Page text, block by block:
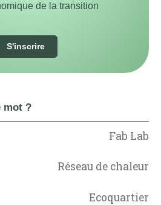
de la transition
S'inscrire
mot ?
Fab Lab
Réseau de chaleur
Ecoquartier